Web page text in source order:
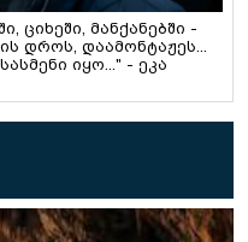
ციხეში, მანქანებში -
დროს, დაამონტაჟეს...
იყო..." - ეკა